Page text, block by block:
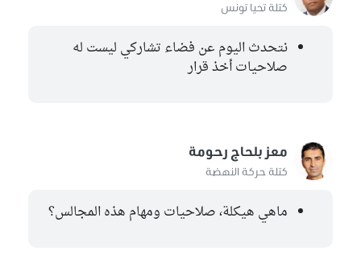
كتلة تحيا تونس
نتحدث اليوم عن فضاء تشاركي ليست له
صلاحيات أخذ قرار
معز بلحاج رحومة
كتلة حركة النهضة
ماهي هيكلة، صلاحيات ومهام هذه المجالس؟